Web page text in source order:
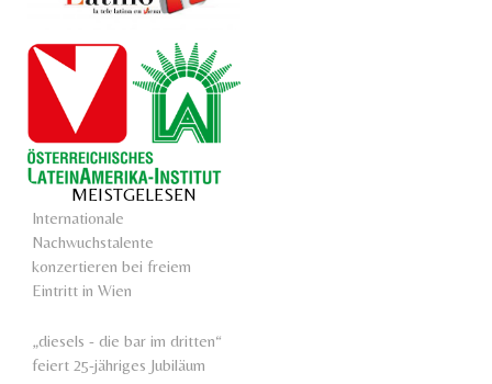
MEISTGELESEN
Internationale
Nachwuchstalente
konzertieren bei freiem
Eintritt in Wien
„diesels - die bar im dritten“
feiert 25-jähriges Jubiläum